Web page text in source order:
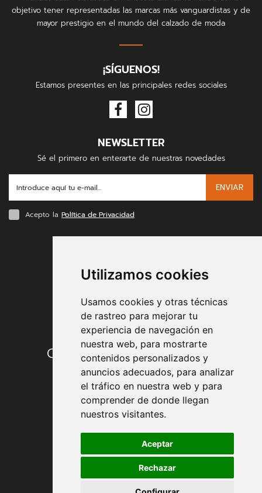
Utilizamos cookies
Usamos cookies y otras técnicas
de rastreo para mejorar tu
experiencia de navegación en
nuestra web, para mostrarte
contenidos personalizados y
anuncios adecuados, para analizar
el tráfico en nuestra web y para
comprender de donde llegan
nuestros visitantes.
Aceptar
Rechazar
objetivo tener representadas las marcas más vanguardistas y de
mayor prestigio en el mundo del calzado de moda
¡SÍGUENOS!
Estamos presentes en las principales redes sociales
NEWSLETTER
Sé el primero en enterarte de nuestras novedades
ENVIAR
Acepto la Política de Privacidad
Condiciones de contratación
Envío y entrega
Devoluciones
Formas de pago
Política de Privacidad